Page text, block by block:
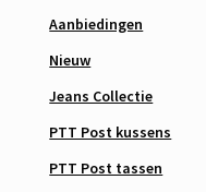
Aanbiedingen
Nieuw
Jeans Collectie
PTT Post kussens
PTT Post tassen